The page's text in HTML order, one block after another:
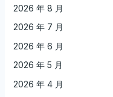
2026 年 8 月
2026 年 7 月
2026 年 6 月
2026 年 5 月
2026 年 4 月